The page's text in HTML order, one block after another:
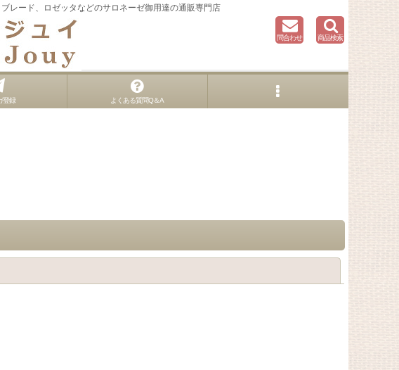
レード、ロゼッタなどのサロネーゼ御用達の通販専門店
問合わせ 商品検索
登録 よくある質問Q＆A